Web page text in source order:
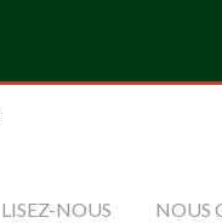
LISEZ-NOUS NOUS